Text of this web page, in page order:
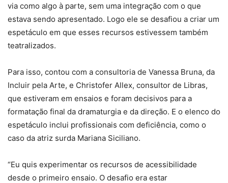
via como algo à parte, sem uma integração com o que
estava sendo apresentado. Logo ele se desafiou a criar um
espetáculo em que esses recursos estivessem também
teatralizados.
Para isso, contou com a consultoria de Vanessa Bruna, da
Incluir pela Arte, e Christofer Allex, consultor de Libras,
que estiveram em ensaios e foram decisivos para a
formatação final da dramaturgia e da direção. E o elenco do
espetáculo inclui profissionais com deficiência, como o
caso da atriz surda Mariana Siciliano.
“Eu quis experimentar os recursos de acessibilidade
desde o primeiro ensaio. O desafio era estar